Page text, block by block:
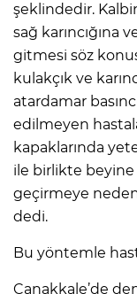
şeklindedir.
sağ karıncığına
gitmesi söz
kulakçık ve
atardamar
edilmeyen
kapaklarında
ile birlikte beyine
geçirmeye
dedi.
Bu yöntemle
Çanakkale’de